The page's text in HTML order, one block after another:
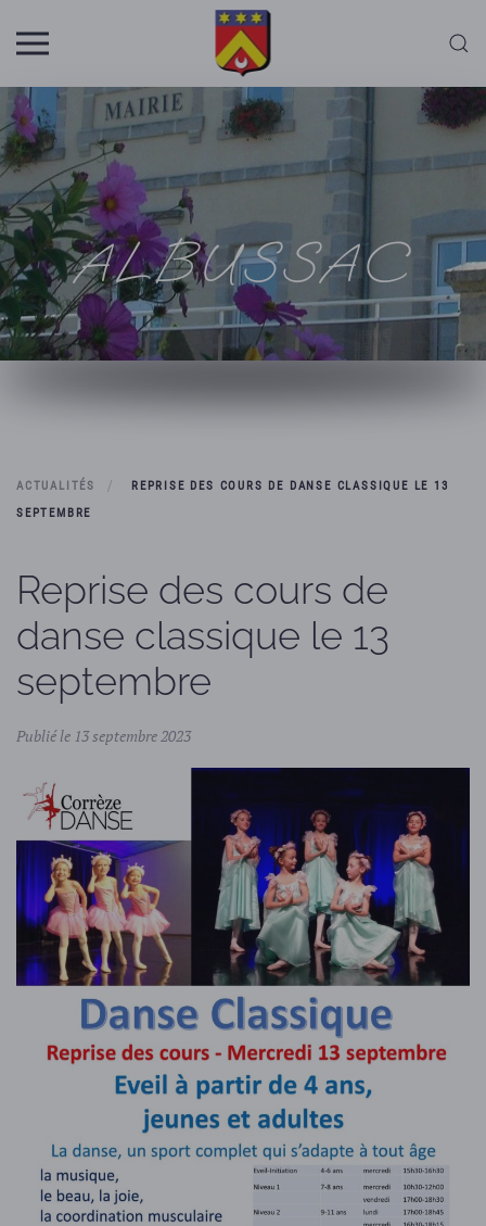
Skip to main content
ALBUSSAC
ACTUALITÉS
REPRISE DES COURS DE DANSE CLASSIQUE LE 13
SEPTEMBRE
Reprise des cours de
danse classique le 13
septembre
Publié le 13 septembre 2023